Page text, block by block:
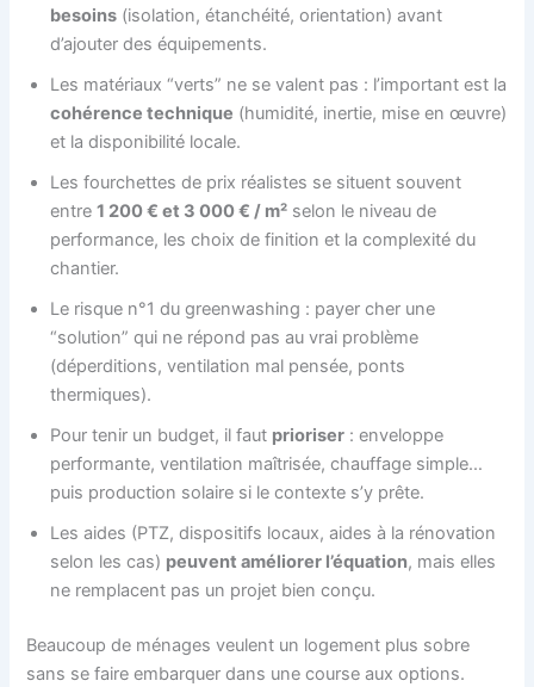
besoins (isolation, étanchéité, orientation) avant
d’ajouter des équipements.
Les matériaux “verts” ne se valent pas : l’important est la
cohérence technique (humidité, inertie, mise en œuvre)
et la disponibilité locale.
Les fourchettes de prix réalistes se situent souvent
entre1 200 € et 3 000 € / m² selon le niveau de
performance, les choix de finition et la complexité du
chantier.
Le risque n°1 du greenwashing : payer cher une
“solution” qui ne répond pas au vrai problème
(déperditions, ventilation mal pensée, ponts
thermiques).
Pour tenir un budget, il faut prioriser : enveloppe
performante, ventilation maîtrisée, chauffage simple…
puis production solaire si le contexte s’y prête.
Les aides (PTZ, dispositifs locaux, aides à la rénovation
selon les cas) peuvent améliorer l’équation, mais elles
ne remplacent pas un projet bien conçu.
Beaucoup de ménages veulent un logement plus sobre
sans se faire embarquer dans une course aux options.